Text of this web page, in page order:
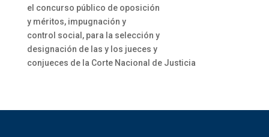
el concurso público de oposición
y méritos, impugnación y
control social, para la selección y
designación de las y los jueces y
conjueces de la Corte Nacional de Justicia